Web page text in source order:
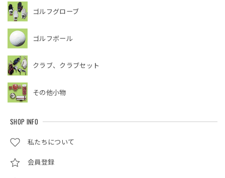
ゴルフグローブ
ゴルフボール
クラブ、クラブセット
その他小物
SHOP INFO
私たちについて
会員登録